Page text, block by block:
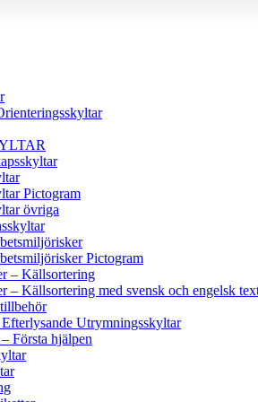
Pictogram
övriga
Pictogram
– Källsortering
– Källsortering med svensk och engelsk
Utrymningsskyltar
Första hjälpen